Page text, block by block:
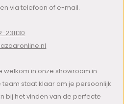
via telefoon of e-mail.
231130
welkom in onze showroom in
staat klaar om je persoonlijk
bij het vinden van de perfecte